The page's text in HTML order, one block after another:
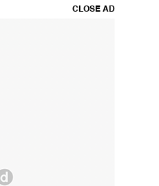
CLOSE AD